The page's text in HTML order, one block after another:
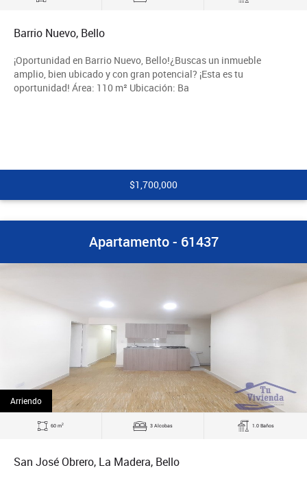
Barrio Nuevo, Bello
¡Oportunidad en Barrio Nuevo, Bello!¿Buscas un inmueble
amplio, bien ubicado y con gran potencial? ¡Esta es tu
oportunidad! Área: 110 m² Ubicación: Ba
$1,700,000
Apartamento - 61437
Arriendo
60 m2 3 Alcobas 1.0 Baños
San José Obrero, La Madera, Bello